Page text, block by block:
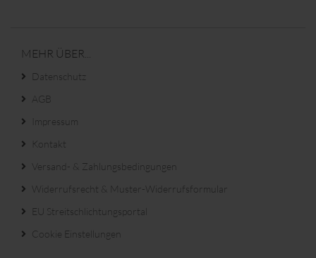
MEHR ÜBER...
Datenschutz
AGB
Impressum
Kontakt
Versand- & Zahlungsbedingungen
Widerrufsrecht & Muster-Widerrufsformular
EU Streitschlichtungsportal
Cookie Einstellungen